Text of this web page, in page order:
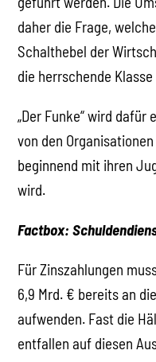
daher die Frage,
Schalthebel der
die herrschende
„Der Funke“ wird
von den
beginnend mit ihren
wird.
Factbox:
Für Zinszahlungen
6,9 Mrd. € bereits an
aufwenden. Fast die
entfallen auf diesen